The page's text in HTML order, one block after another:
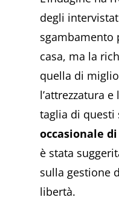
degli
sgambamento
casa, ma la
quella di
l’attrezzatura
taglia di questi
occasionale
è stata
sulla gestione
libertà.